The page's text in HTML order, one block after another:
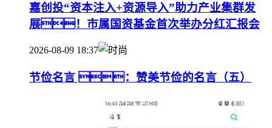
嘉创投“资本注入+资源导入”助力产业集群发
展！市属国资基金首次举办分红汇报会
2026-08-09 18:37
节俭名言 ：赞美节俭的名言（五）